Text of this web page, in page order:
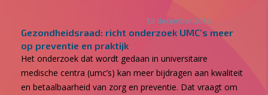
13 december 2016
Gezondheidsraad: richt onderzoek UMC’s meer
op preventie en praktijk
Het onderzoek dat wordt gedaan in universitaire
medische centra (umc’s) kan meer bijdragen aan kwaliteit
en betaalbaarheid van zorg en preventie. Dat vraagt om